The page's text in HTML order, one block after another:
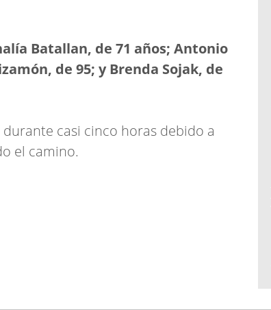
Batallan, de 71 años; Antonio
de 95; y Brenda Sojak, de
casi cinco horas debido a
el camino.